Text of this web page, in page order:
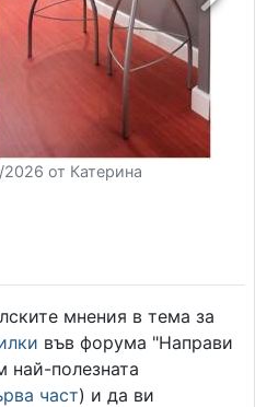
от Катерина
мнения в тема за
във форума "Направи
полезната
част) и да ви